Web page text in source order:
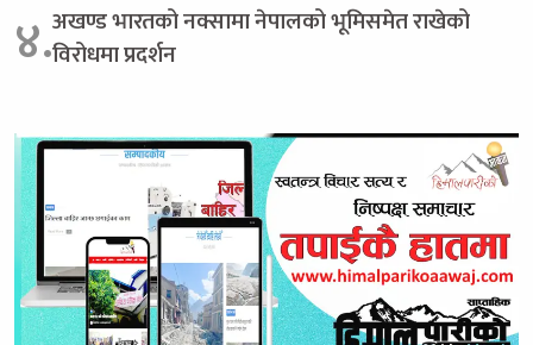
४.अखण्ड भारतको नक्सामा नेपालको भूमिसमेत राखेको
विरोधमा प्रदर्शन